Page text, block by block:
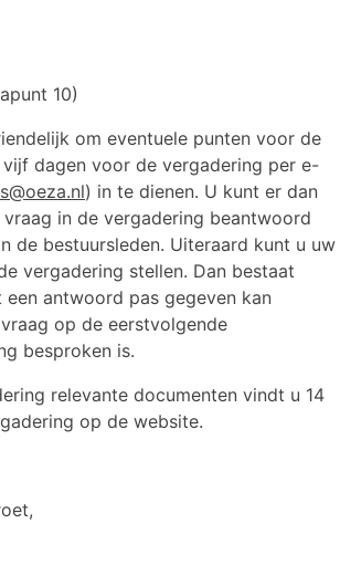
10)
om eventuele punten voor de
dagen voor de vergadering per e-
) in te dienen. U kunt er dan
in de vergadering beantwoord
de bestuursleden. Uiteraard kunt u uw
vergadering stellen. Dan bestaat
antwoord pas gegeven kan
op de eerstvolgende
besproken is.
relevante documenten vindt u 14
op de website.